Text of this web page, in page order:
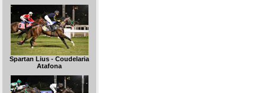
Spartan Lius - Coudelaria
Atafona